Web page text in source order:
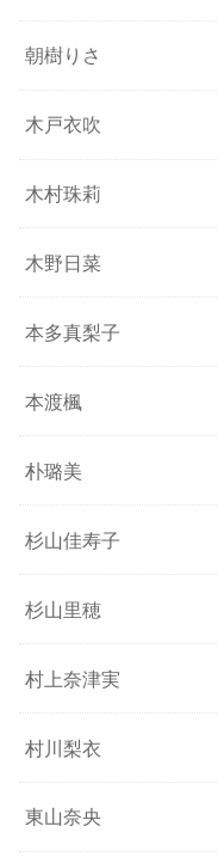
朝樹りさ
木戸衣吹
木村珠莉
木野日菜
本多真梨子
本渡楓
朴璐美
杉山佳寿子
杉山里穂
村上奈津実
村川梨衣
東山奈央